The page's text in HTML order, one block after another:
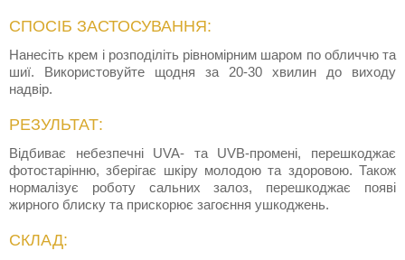
СПОСІБ ЗАСТОСУВАННЯ:
Нанесіть крем і розподіліть рівномірним шаром по обличчю та
шиї. Використовуйте щодня за 20-30 хвилин до виходу
надвір.
РЕЗУЛЬТАТ:
Відбиває небезпечні UVA- та UVB-промені, перешкоджає
фотостарінню, зберігає шкіру молодою та здоровою. Також
нормалізує роботу сальних залоз, перешкоджає появі
жирного блиску та прискорює загоєння ушкоджень.
СКЛАД: